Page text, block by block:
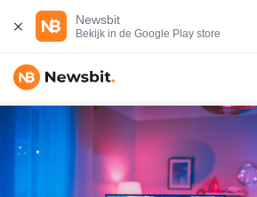
Newsbit
Bekijk in de Google Play store